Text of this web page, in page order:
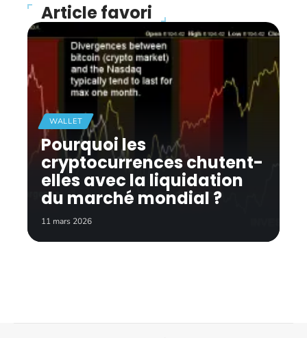
Article favori
WALLET
Pourquoi les
cryptocurrences chutent-
elles avec la liquidation
du marché mondial ?
11 mars 2026